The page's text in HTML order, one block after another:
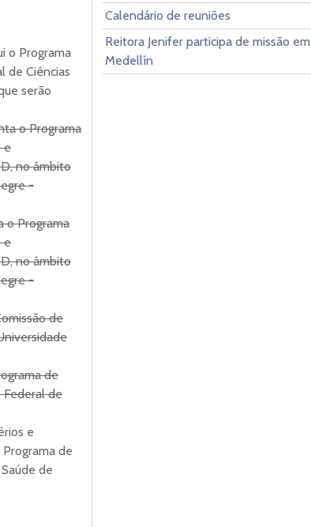
o Programa
de Ciências
serão
o Programa
e
no âmbito
-
o Programa
e
no âmbito
-
de
de
Federal de
e
de
de
Calendário de reuniões
Reitora Jenifer participa de missão em
Medellín